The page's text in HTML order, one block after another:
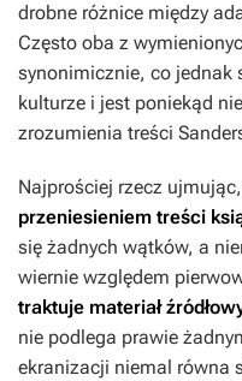
drobne różnice między
Często oba z
synonimicznie, co jednak
kulturze i jest poniekąd
zrozumienia treści
Najprościej rzecz ujmując,
przeniesieniem treści
się żadnych wątków, a
wiernie względem
traktuje materiał
nie podlega prawie
ekranizacji niemal równa